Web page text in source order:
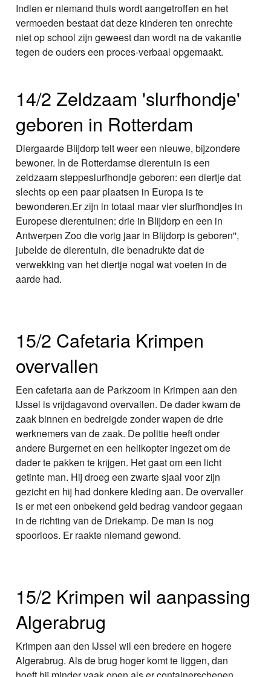
Indien er niemand thuis wordt aangetroffen en het
vermoeden bestaat dat deze kinderen ten onrechte
niet op school zijn geweest dan wordt na de vakantie
tegen de ouders een proces-verbaal opgemaakt.
14/2 Zeldzaam 'slurfhondje'
geboren in Rotterdam
Diergaarde Blijdorp telt weer een nieuwe, bijzondere
bewoner. In de Rotterdamse dierentuin is een
zeldzaam steppeslurfhondje geboren: een diertje dat
slechts op een paar plaatsen in Europa is te
bewonderen.Er zijn in totaal maar vier slurfhondjes in
Europese dierentuinen: drie in Blijdorp en een in
Antwerpen Zoo die vorig jaar in Blijdorp is geboren'',
jubelde de dierentuin, die benadrukte dat de
verwekking van het diertje nogal wat voeten in de
aarde had.
15/2 Cafetaria Krimpen
overvallen
Een cafetaria aan de Parkzoom in Krimpen aan den
IJssel is vrijdagavond overvallen. De dader kwam de
zaak binnen en bedreigde zonder wapen de drie
werknemers van de zaak. De politie heeft onder
andere Burgernet en een helikopter ingezet om de
dader te pakken te krijgen. Het gaat om een licht
getinte man. Hij droeg een zwarte sjaal voor zijn
gezicht en hij had donkere kleding aan. De overvaller
is er met een onbekend geld bedrag vandoor gegaan
in de richting van de Driekamp. De man is nog
spoorloos. Er raakte niemand gewond.
15/2 Krimpen wil aanpassing
Algerabrug
Krimpen aan den IJssel wil een bredere en hogere
Algerabrug. Als de brug hoger komt te liggen, dan